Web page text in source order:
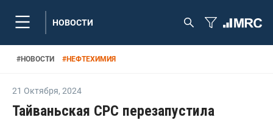
НОВОСТИ
#НОВОСТИ #НЕФТЕХИМИЯ
21 Октября, 2024
Тайваньская CPC перезапустила